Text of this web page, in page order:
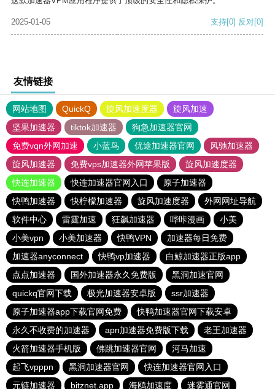
2025-01-05 支持[0] 反对[0]
友情链接
网站地图 QuickQ 旋风加速度器
旋风加速
坚果加速器
tiktok加速器
狗急加速器官网
免费vqn外网加速
小蓝鸟 优途加速器官网
风驰加速器
旋风加速器
免费vps加速器外网苹果版
旋风加速度器
快连加速器
快连加速器官网入口
原子加速器
快鸭加速器
快柠檬加速器 旋风加速度器
外网网址导航
软件中心
雷霆加速 狂飙加速器 哔咔漫画
小美
小美vpn
小美加速器 快鸭VPN
加速器每日免费
加速器anyconnect
快鸭vp加速器
白鲸加速器正版app
点点加速器
国外加速器永久免费版
黑洞加速官网
quickq官网下载
极光加速器安卓版
ssr加速器
原子加速器app下载官网免费
快鸭加速器官网下载安卓
永久不收费的加速器
apn加速器免费版下载
老王加速器
火箭加速器手机版
佛跳加速器官网
河马加速
起飞vpppn
黑洞加速器官网
快连加速器官网入口
元链加速器
bitznet.app 海鸥加速度 迷雾通官网